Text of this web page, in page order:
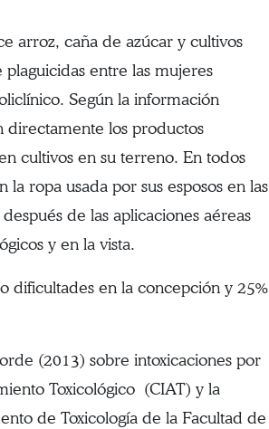
arroz, caña de azúcar y cultivos
entre las mujeres
Según la información
directamente los productos
cultivos en su terreno. En todos
ropa usada por sus esposos en las
de las aplicaciones aéreas
y en la vista.
dificultades en la concepción y 25%
(2013) sobre intoxicaciones por
Toxicológico (CIAT) y la
de Toxicología de la Facultad de